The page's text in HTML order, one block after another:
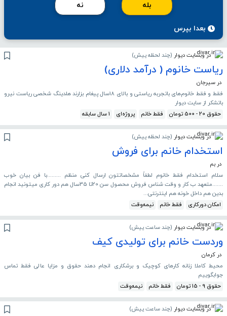
بله نه
بعدا بپرس
در وبسایت دیوار (چند لحظه پیش)
ریاست خانوم ( درآمد دلاری)
در سیرجان
فقط و فقط خانوم‌های باتجربه ریاستی و بالای ۱۸سال پیغام بزارند هلدینگ شخصی ریاست نیرو
باتشکر از سایت دیوار
حقوق 20 - 500 تومان
فقط خانم پروژه‌ای 1 سال سابقه
در وبسایت دیوار (چند لحظه پیش)
استخدام خانم برای فروش
در بم
سلام استخدام فقط خانوم لطفاً مشخصاتتون ارسال کنی منظم .........با فن بیان خوب
.......متعهد ب کار و وقت شناس فروش محصول سن 20تا 35سال هم دور کاری میتونید انجام
بدین هم داخل خونه هم اینترنتی...
امکان دورکاری
فقط خانم نیمه‌وقت
در وبسایت دیوار (چند ساعت پیش)
وردست خانم برای تولیدی کیف
در کرمان
محیط کاملا زنانه کارهای کوچیک و برشکاری انجام دهند حقوق و مزایا عالی فقط تماس
جوابگوییم
حقوق 9 - 15 تومان
فقط خانم نیمه‌وقت
در وبسایت دیوار (چند ساعت پیش)